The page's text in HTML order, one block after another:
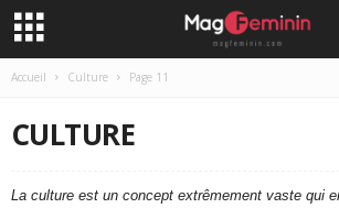
Accueil Culture Page 11
CULTURE
La culture est un concept extrêmement vaste qui